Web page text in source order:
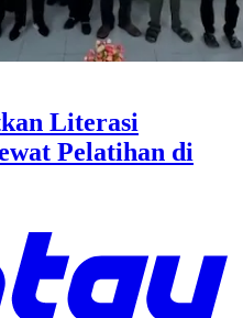
Literasi
Pelatihan di